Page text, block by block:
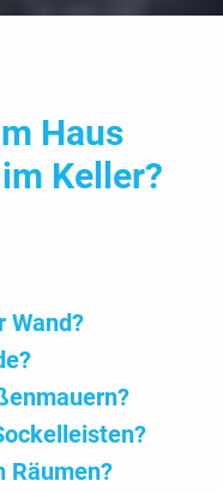
Haus
Keller?
Wand?
Räumen?